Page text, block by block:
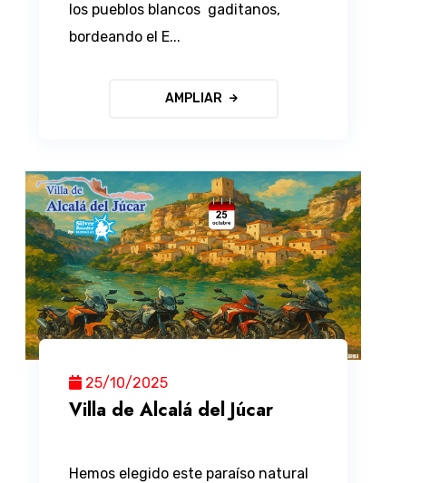
los pueblos blancos gaditanos,
bordeando el E...
AMPLIAR
25/10/2025
Villa de Alcalá del Júcar
Hemos elegido este paraíso natural